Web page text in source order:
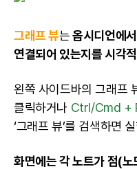
그래프 뷰는옵시디언에
연결되어 있는지를 시각
왼쪽 사이드바의 그래프
클릭하거나 Ctrl/Cmd +
‘그래프 뷰’를 검색하면
화면에는 각 노트가 점(